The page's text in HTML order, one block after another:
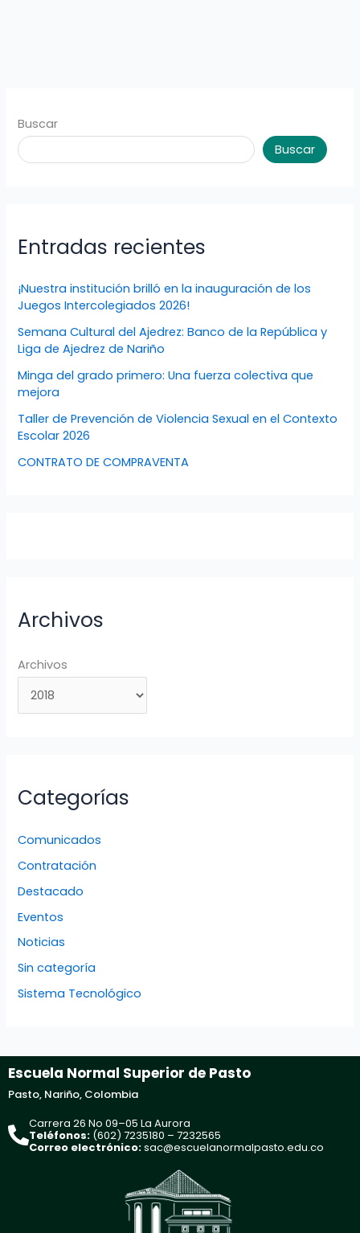
Buscar
Buscar
Entradas recientes
¡Nuestra institución brilló en la inauguración de los
Juegos Intercolegiados 2026!
Semana Cultural del Ajedrez: Banco de la República y
Liga de Ajedrez de Nariño
Minga del grado primero: Una fuerza colectiva que
mejora
Taller de Prevención de Violencia Sexual en el Contexto
Escolar 2026
CONTRATO DE COMPRAVENTA
Archivos
Archivos
Categorías
Comunicados
Contratación
Destacado
Eventos
Noticias
Sin categoría
Sistema Tecnológico
Escuela Normal Superior de Pasto
Pasto, Nariño, Colombia
Carrera 26 No 09–05 La Aurora
Teléfonos: (602) 7235180 – 7232565
Correo electrónico:sac@escuelanormalpasto.edu.co